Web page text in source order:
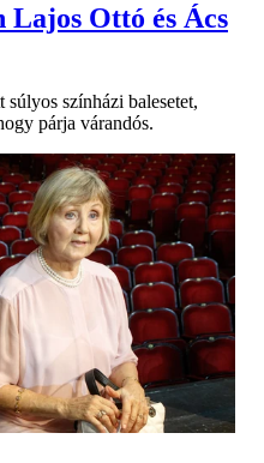
Ottó és Ács
súlyos színházi balesetet,
párja várandós.